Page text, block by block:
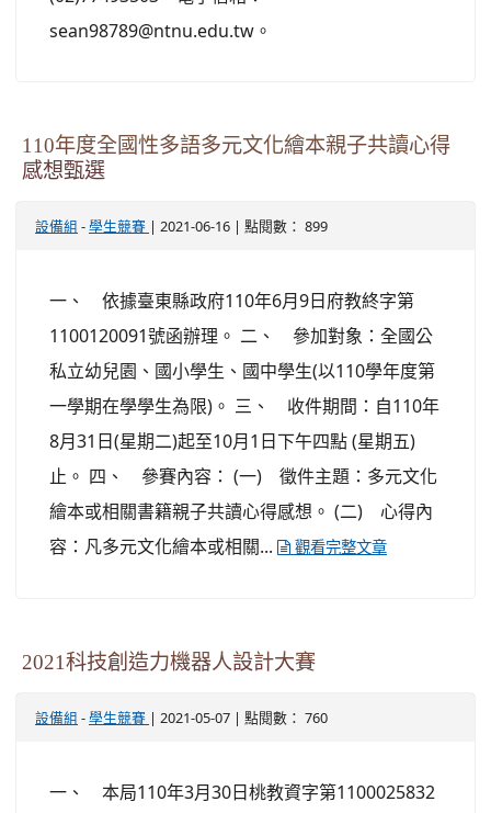
sean98789@ntnu.edu.tw。
110年度全國性多語多元文化繪本親子共讀心得
感想甄選
設備組 - 學生競賽 | 2021-06-16 | 點閱數： 899
一、 依據臺東縣政府110年6月9日府教終字第
1100120091號函辦理。 二、 參加對象：全國公
私立幼兒園、國小學生、國中學生(以110學年度第
一學期在學學生為限)。 三、 收件期間：自110年
8月31日(星期二)起至10月1日下午四點 (星期五)
止。 四、 參賽內容： (一) 徵件主題：多元文化
繪本或相關書籍親子共讀心得感想。 (二) 心得內
容：凡多元文化繪本或相關...
觀看完整文章
2021科技創造力機器人設計大賽
設備組 - 學生競賽 | 2021-05-07 | 點閱數： 760
一、 本局110年3月30日桃教資字第1100025832